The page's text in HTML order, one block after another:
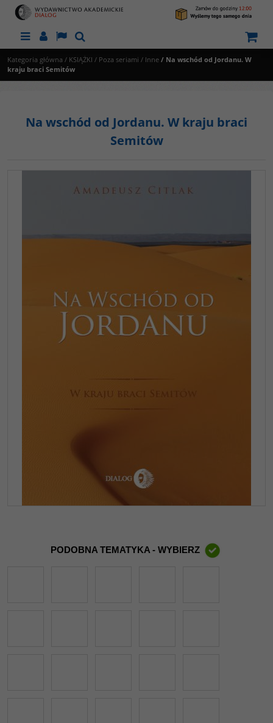
MenuPanelLangSzukaj
Kategoria główna / KSIĄŻKI / Poza seriami / Inne / Na wschód od Jordanu. W
kraju braci Semitów
Na wschód od Jordanu. W kraju braci
Semitów
PODOBNA TEMATYKA - WYBIERZ